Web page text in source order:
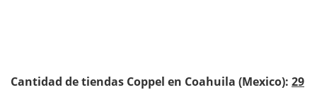
Cantidad de tiendas Coppel en Coahuila (Mexico): 29